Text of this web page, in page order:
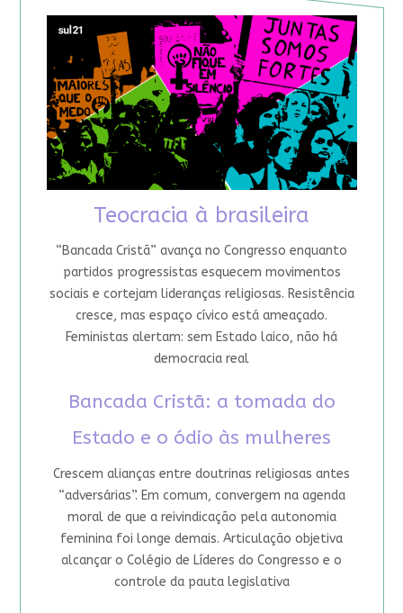
Teocracia à brasileira
“Bancada Cristã” avança no Congresso enquanto
partidos progressistas esquecem movimentos
sociais e cortejam lideranças religiosas. Resistência
cresce, mas espaço cívico está ameaçado.
Feministas alertam: sem Estado laico, não há
democracia real
Bancada Cristã: a tomada do
Estado e o ódio às mulheres
Crescem alianças entre doutrinas religiosas antes
“adversárias”. Em comum, convergem na agenda
moral de que a reivindicação pela autonomia
feminina foi longe demais. Articulação objetiva
alcançar o Colégio de Líderes do Congresso e o
controle da pauta legislativa